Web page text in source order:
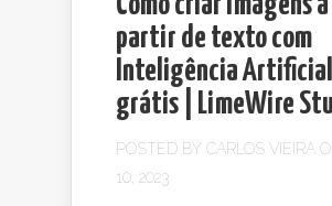
partir de texto com
Inteligência
grátis | LimeWire
POSTED BY CARLOS VIEIRA
10, 2023